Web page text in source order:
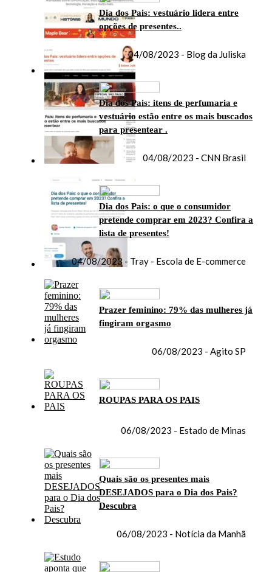
Dia dos Pais: vestuário lidera entre
opções de presentes..
04/08/2023 - Blog da Juliska
Dia dos Pais: itens de perfumaria e
vestuário estão entre os mais buscados
para presentear .
04/08/2023 - CNN Brasil
Dia dos Pais: o que o consumidor
pretende comprar em 2023? Confira a
lista de presentes!
04/08/2023 - Tray - Escola de E-commerce
Prazer feminino: 79% das mulheres já
fingiram orgasmo
06/08/2023 - Agito SP
ROUPAS PARA OS PAIS
06/08/2023 - Estado de Minas
Quais são os presentes mais
DESEJADOS para o Dia dos Pais?
Descubra
06/08/2023 - Notícia da Manhã